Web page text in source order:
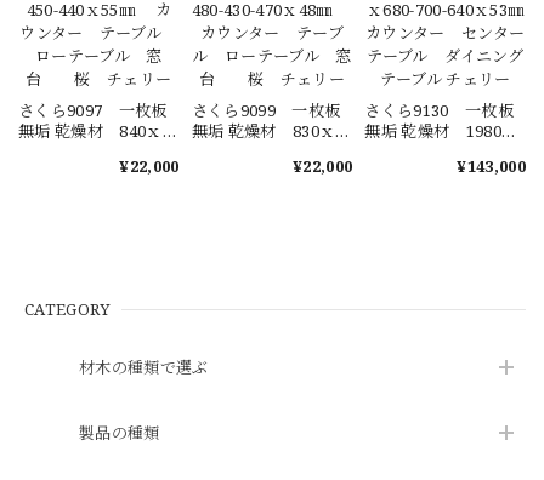
CATEGORY
材木の種類で選ぶ
製品の種類
さくら9097 一枚板
無垢 乾燥材 840ｘ
ウンター テーブ¥22,000
さくら9099 一枚板
無垢 乾燥材 830ｘ
カウンター テーブ
¥22,000
さくら9130 一枚板
無垢 乾燥材 1980ｘ
ウンター センター
¥143,000